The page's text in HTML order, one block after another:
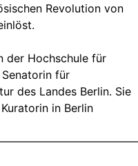
Revolution von
der Hochschule für
für
des Landes Berlin. Sie
in Berlin